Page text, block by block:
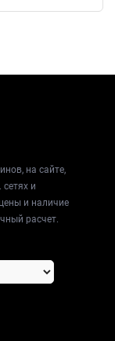
на сайте,
и
и наличие
расчет.